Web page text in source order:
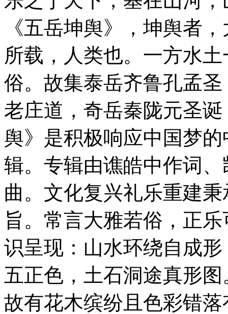
《五岳坤舆》，坤舆者
所载，人类也。一方水
俗。故集泰岳齐鲁孔孟
老庄道，奇岳秦陇元圣
舆》是积极响应中国梦
辑。专辑由谯皓中作词
曲。文化复兴礼乐重建
旨。常言大雅若俗，正
识呈现：山水环绕自成
五正色，土石洞途真形
故有花木缤纷且色彩错